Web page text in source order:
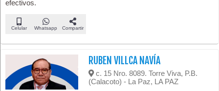
efectivos.
Celular Whatsapp Compartir
RUBEN VILLCA NAVÍA
c. 15 Nro. 8089. Torre Viva, P.B.
(Calacoto) - La Paz, LA PAZ